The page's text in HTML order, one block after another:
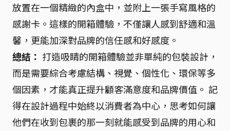
放置在一個精緻的內盒中，並附上一張手寫風格的
感謝卡。這樣的開箱體驗，不僅讓人感到舒適和溫
馨，更能加深對品牌的信任感和好感度。
總結： 打造吸睛的開箱體驗並非單純的包裝設計，
而是需要綜合考慮結構、視覺、個性化、環保等多
個因素，才能真正提升顧客滿意度和品牌價值。 記
得在設計過程中始終以消費者為中心，思考如何讓
他們在收到包裹的那一刻就能感受到品牌的用心和